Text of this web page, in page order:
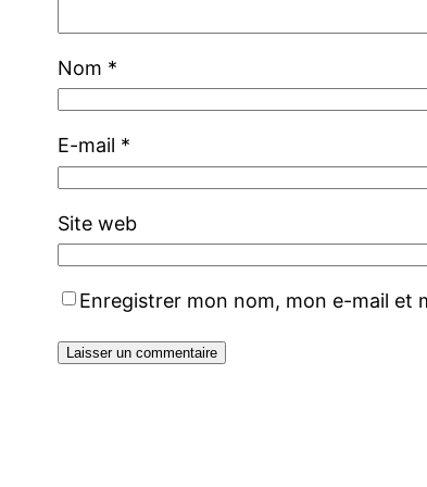
Nom *
E-mail *
Site web
Enregistrer mon nom, mon e-mail et